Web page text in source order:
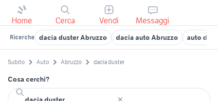
Home Cerca Vendi Messaggi
Ricerche dacia duster Abruzzo dacia auto Abruzzo auto
Subito Auto Abruzzo dacia duster
Cosa cerchi?